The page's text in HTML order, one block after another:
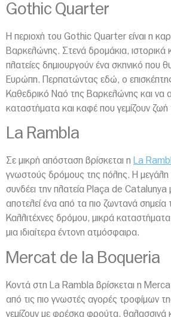
Gothic Quarter
Η περιοχή του Gothic Quarter είναι η
Βαρκελώνης. Στενά δρομάκια, ιστορικά
πλατείες δημιουργούν ένα σκηνικό που
Ευρώπη. Περπατώντας εδώ, ο
Καθεδρικό Ναό της Βαρκελώνης και να
καταστήματα και καφέ που γεμίζουν ζωή
La Rambla
Σε μικρή απόσταση βρίσκεται η La
γνωστούς δρόμους της πόλης. Η
συνδέει την πλατεία Plaça de Catalunya
αποτελεί ένα από τα πιο ζωντανά
Καλλιτέχνες δρόμου, μικρά
μια ιδιαίτερα έντονη ατμόσφαιρα.
Mercat de la Boqueria
Κοντά στη La Rambla βρίσκεται η
από τις πιο γνωστές αγορές τροφίμων
γεμίζουν με φρέσκα φρούτα, θαλασσινά